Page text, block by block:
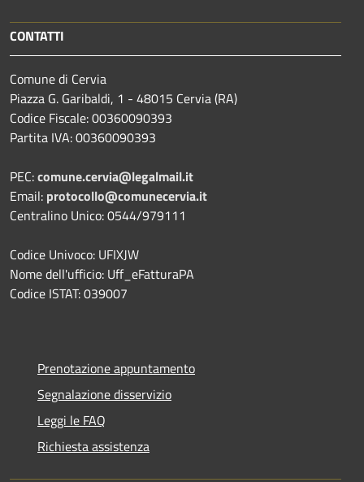
CONTATTI
Comune di Cervia
Piazza G. Garibaldi, 1 - 48015 Cervia (RA)
Codice Fiscale: 00360090393
Partita IVA: 00360090393
PEC:comune.cervia@legalmail.it
Email: protocollo@comunecervia.it
Centralino Unico: 0544/979111
Codice Univoco: UFIXJW
Nome dell'ufficio: Uff_eFatturaPA
Codice ISTAT: 039007
Prenotazione appuntamento
Segnalazione disservizio
Leggi le FAQ
Richiesta assistenza